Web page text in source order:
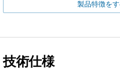
製品特徴を
技術仕様